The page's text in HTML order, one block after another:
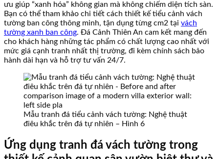
ưu giúp “xanh hóa” không gian mà không chiếm diện tích sàn.
Bạn có thể tham khảo chi tiết cách thiết kế tiểu cảnh vách
tường ban công thông minh, tận dụng từng cm2 tại vách
tường xanh ban công. Đá Cảnh Thiên An cam kết mang đến
cho khách hàng những tác phẩm có chất lượng cao nhất với
mức giá cạnh tranh nhất thị trường, đi kèm chính sách bảo
hành dài hạn và hỗ trợ tư vấn 24/7.
Mẫu tranh đá tiểu cảnh vách tường: Nghệ thuật
điêu khắc trên đá tự nhiên – Hình 6
Ứng dụng tranh đá vách tường trong